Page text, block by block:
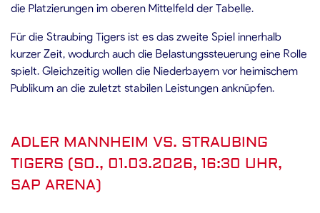
die Platzierungen im oberen Mittelfeld der Tabelle.
Für die Straubing Tigers ist es das zweite Spiel innerhalb
kurzer Zeit, wodurch auch die Belastungssteuerung eine Rolle
spielt. Gleichzeitig wollen die Niederbayern vor heimischem
Publikum an die zuletzt stabilen Leistungen anknüpfen.
ADLER MANNHEIM VS. STRAUBING
TIGERS (SO., 01.03.2026, 16:30 UHR,
SAP ARENA)